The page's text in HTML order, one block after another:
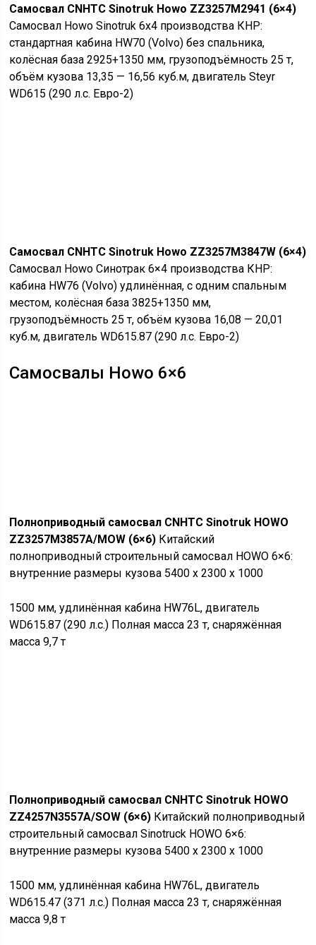
Самосвал CNHTC Sinotruk Howo ZZ3257M2941 (6×4)
Самосвал Howo Sinotruk 6х4 производства КНР:
стандартная кабина HW70 (Volvo) без спальника,
колёсная база 2925+1350 мм, грузоподъёмность 25 т,
объём кузова 13,35 — 16,56 куб.м, двигатель Steyr
WD615 (290 л.с. Евро-2)
Самосвал CNHTC Sinotruk Howo ZZ3257M3847W (6×4)
Самосвал Howo Синотрак 6×4 производства КНР:
кабина HW76 (Volvo) удлинённая, с одним спальным
местом, колёсная база 3825+1350 мм,
грузоподъёмность 25 т, объём кузова 16,08 — 20,01
куб.м, двигатель WD615.87 (290 л.с. Евро-2)
Самосвалы Howo 6×6
Полноприводный самосвал CNHTC Sinotruk HOWO
ZZ3257M3857A/MOW (6×6) Китайский
полноприводный строительный самосвал HOWO 6×6:
внутренние размеры кузова 5400 x 2300 x 1000
1500 мм, удлинённая кабина HW76L, двигатель
WD615.87 (290 л.с.) Полная масса 23 т, снаряжённая
масса 9,7 т
Полноприводный самосвал CNHTC Sinotruk HOWO
ZZ4257N3557A/SOW (6×6) Китайский полноприводный
строительный самосвал Sinotruck HOWO 6×6:
внутренние размеры кузова 5400 x 2300 x 1000
1500 мм, удлинённая кабина HW76L, двигатель
WD615.47 (371 л.с.) Полная масса 23 т, снаряжённая
масса 9,8 т